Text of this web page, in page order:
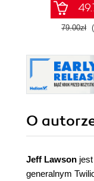
79.00zł
O
Jeff Lawson
generalnym